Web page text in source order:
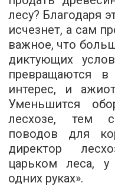
лесу? Благодаря
исчезнет, а сам
важное, что
диктующих
превращаются в
интерес, и
Уменьшится
лесхозе, тем
поводов для
директор
царьком леса,
одних руках».